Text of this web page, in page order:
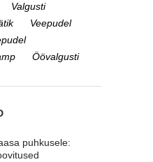
Valgusti
Veepudel
Öövalgusti
puhkusele: